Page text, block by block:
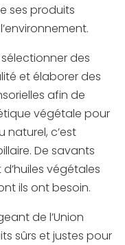
ses produits
sélectionner des
et élaborer des
afin de
végétale pour
naturel, c’est
De savants
végétales
ils ont besoin.
de l’Union
sûrs et justes pour